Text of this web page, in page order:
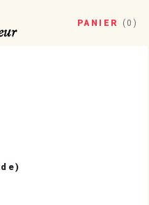
PANIER ( 0 )